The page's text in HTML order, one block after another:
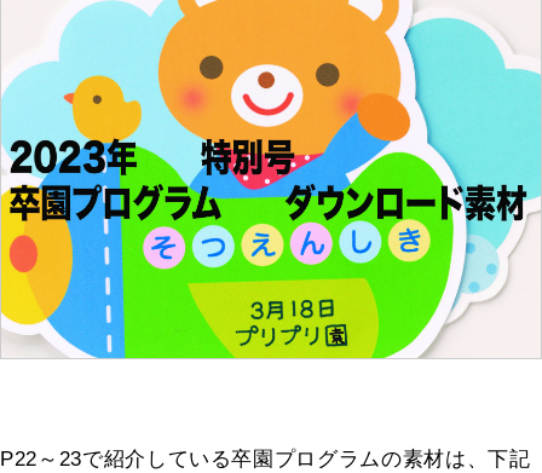
P22～23で紹介している卒園プログラムの素材は、下記